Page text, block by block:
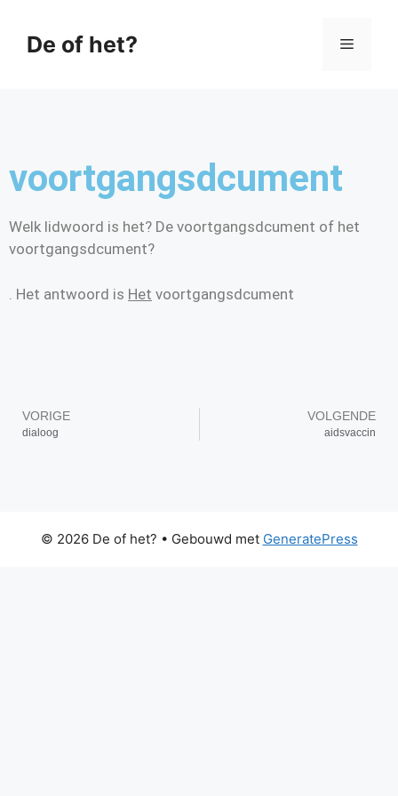
De of het?
voortgangsdcument
Welk lidwoord is het? De voortgangsdcument of het
voortgangsdcument?
. Het antwoord is Het voortgangsdcument
VORIGE
dialoog
VOLGENDE
aidsvaccin
© 2026 De of het? • Gebouwd met GeneratePress